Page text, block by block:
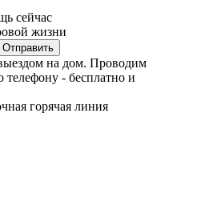
сейчас
жизни
Отправить
на дом. Проводим
- бесплатно и
горячая линия